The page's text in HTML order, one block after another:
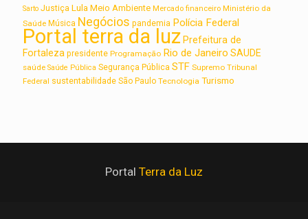
Sarto Justiça Lula Meio Ambiente Mercado financeiro Ministério da
Saúde Música Negócios pandemia Polícia Federal
Portal terra da luzPrefeitura de
Fortaleza presidente Programação Rio de Janeiro SAUDE
saúde Saúde Pública Segurança Pública STF Supremo Tribunal
Federal sustentabilidade São Paulo Tecnologia Turismo
Portal Terra da Luz